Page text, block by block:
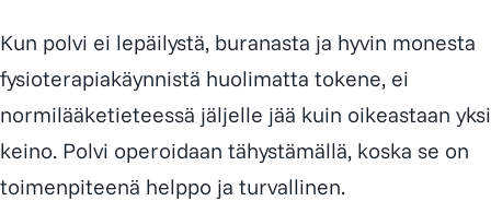
Kun polvi ei lepäilystä, buranasta ja hyvin monesta
fysioterapiakäynnistä huolimatta tokene, ei
normilääketieteessä jäljelle jää kuin oikeastaan yksi
keino. Polvi operoidaan tähystämällä, koska se on
toimenpiteenä helppo ja turvallinen.